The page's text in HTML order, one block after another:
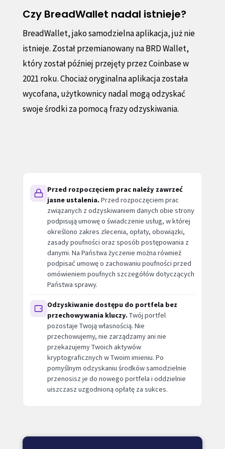
Czy BreadWallet nadal istnieje?
BreadWallet, jako samodzielna aplikacja, już nie
istnieje. Został przemianowany na BRD Wallet,
który został później przejęty przez Coinbase w
2021 roku. Chociaż oryginalna aplikacja została
wycofana, użytkownicy nadal mogą odzyskać
swoje środki za pomocą frazy odzyskiwania.
Przed rozpoczęciem prac należy zawrzeć
jasne ustalenia.Przed rozpoczęciem prac
związanych z odzyskiwaniem danych obie strony
podpisują umowę o świadczenie usług, w której
określono zakres zlecenia, opłaty, obowiązki,
zasady poufności oraz sposób postępowania z
danymi. Na Państwa życzenie można również
podpisać umowę o zachowaniu poufności przed
omówieniem poufnych szczegółów dotyczących
Państwa sprawy.
Odzyskiwanie dostępu do portfela bez
przechowywania kluczy.Twój portfel
pozostaje Twoją własnością. Nie
przechowujemy, nie zarządzamy ani nie
przekazujemy Twoich aktywów
kryptograficznych w Twoim imieniu. Po
pomyślnym odzyskaniu środków samodzielnie
przenosisz je do nowego portfela i oddzielnie
uiszczasz uzgodnioną opłatę za sukces.